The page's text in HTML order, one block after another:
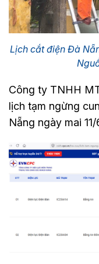
Lịch cắt điện Đà
Công ty TNHH
lịch tạm ngừng
Nẵng ngày mai